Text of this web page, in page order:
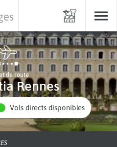
de route
Rennes
Vols directs disponibles